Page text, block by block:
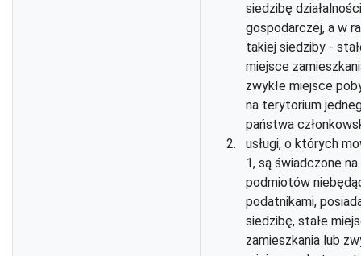
siedzibę działalności
gospodarczej, a w
takiej siedziby -
miejsce
zwykłe miejsce
na terytorium
państwa
usługi, o których
1, są świadczone
podmiotów
podatnikami,
siedzibę, stałe
zamieszkania lub